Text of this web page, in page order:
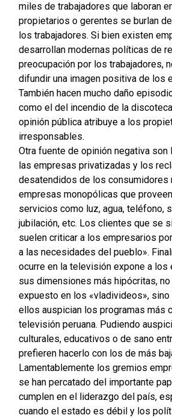
miles de trabajadores que laboran
propietarios o gerentes se burlan
los trabajadores. Si bien existen
desarrollan modernas políticas de
preocupación por los trabajadores,
difundir una imagen positiva de los
También hacen mucho daño
como el del incendio de la
opinión pública atribuye a los
irresponsables.
Otra fuente de opinión negativa
las empresas privatizadas y los
desatendidos de los consumidores
empresas monopólicas que
servicios como luz, agua, teléfono,
jubilación, etc. Los clientes que se
suelen criticar a los empresarios
a las necesidades del pueblo».
ocurre en la televisión expone a los
sus dimensiones más hipócritas,
expuesto en los «vladivideos»,
ellos auspician los programas más
televisión peruana. Pudiendo
culturales, educativos o de sano
prefieren hacerlo con los de más
Lamentablemente los gremios
se han percatado del importante
cumplen en el liderazgo del país,
cuando el estado es débil y los